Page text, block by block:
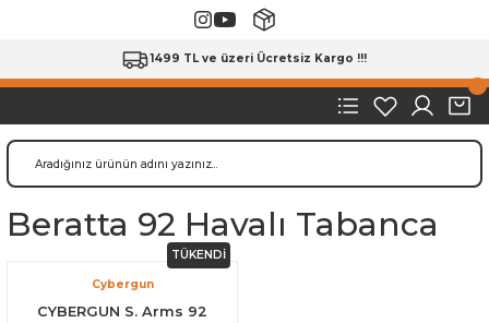
1499 TL ve üzeri Ücretsiz Kargo !!!
Beratta 92 Havalı Tabanca
TÜKENDİ
Cybergun
CYBERGUN S. Arms 92